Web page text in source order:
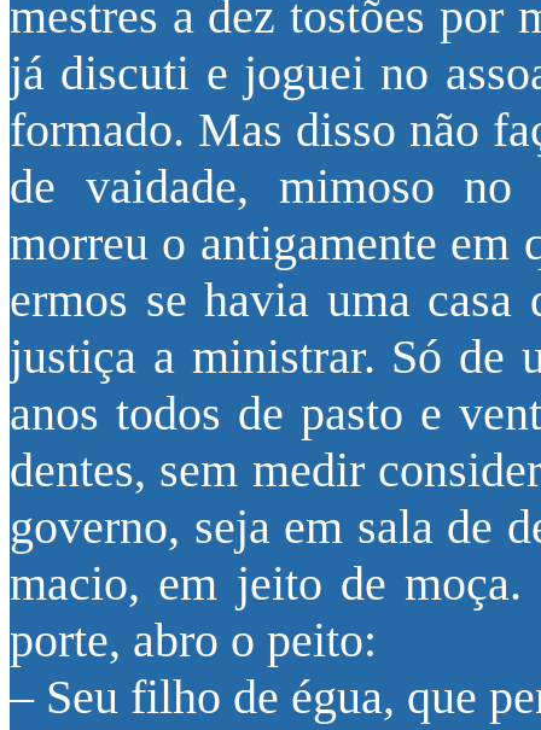
mestres a dez tostões por
já discuti e joguei no
formado. Mas disso não
de vaidade, mimoso no
morreu o antigamente em
ermos se havia uma
justiça a ministrar. Só de
anos todos de pasto e
dentes, sem medir
governo, seja em sala de
macio, em jeito de moça.
porte, abro o peito:
– Seu filho de égua, que